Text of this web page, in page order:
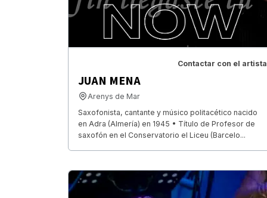
Contactar con el artista
JUAN MENA
Arenys de Mar
Saxofonista, cantante y músico politacético nacido
en Adra (Almería) en 1945 • Título de Profesor de
saxofón en el Conservatorio el Liceu (Barcelo...